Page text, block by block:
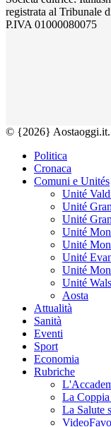
registrata al Tribunale
P.IVA 01000080075
© {2026}
Politica
Cronaca
Comuni e Unités
Unité
Unité
Unité
Unité
Unité
Unité
Unité
Unité
Aosta
Attualità
Sanità
Eventi
Sport
Economia
Rubriche
La Coppia
La Salute